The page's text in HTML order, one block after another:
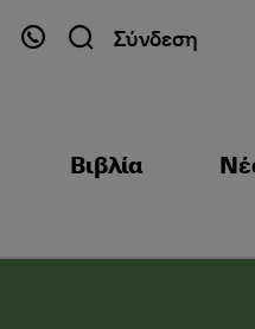
Σύνδεση
Βιβλία